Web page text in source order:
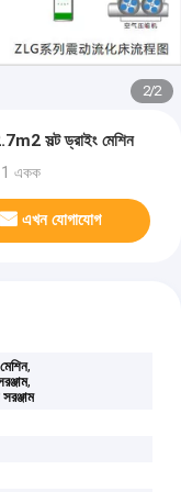
1/2
সল্ট ড্রাইং মেশিন
একক
এখন যোগাযোগ
,
,